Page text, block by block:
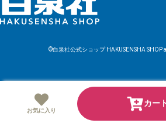
お気に入り
カー
©白泉社公式ショップ HAKUSENSHA